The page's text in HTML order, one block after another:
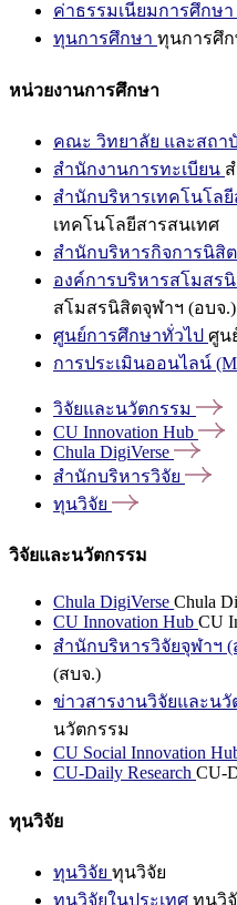
ค่าธรรมเนียมการศึกษา
ทุนการศึกษา ทุนการศึ
หน่วยงานการศึกษา
คณะ วิทยาลัย และสถา
สำนักงานการทะเบียน
สำนักบริหารเทคโนโล
เทคโนโลยีสารสนเทศ
สำนักบริหารกิจการนิสิต
องค์การบริหารสโมสร
สโมสรนิสิตจุฬาฯ (อบจ.)
ศูนย์การศึกษาทั่วไป ศูน
การประเมินออนไลน์
วิจัยและนวัตกรรม
CU Innovation Hub
Chula DigiVerse
สำนักบริหารวิจัย
ทุนวิจัย
วิจัยและนวัตกรรม
Chula DigiVerse Chula
CU Innovation Hub CU
สำนักบริหารวิจัยจุฬาฯ (
(สบจ.)
ข่าวสารงานวิจัยและนวั
นวัตกรรม
CU Social Innovation
CU-Daily Research CU-
ทุนวิจัย
ทุนวิจัย ทุนวิจัย
ทุนวิจัยในประเทศ ทุนวิ